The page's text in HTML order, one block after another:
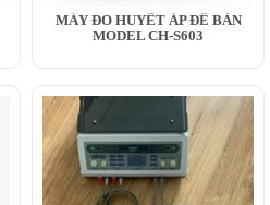
MÁY ĐO HUYẾT ÁP ĐỂ BÀN
MODEL CH-S603